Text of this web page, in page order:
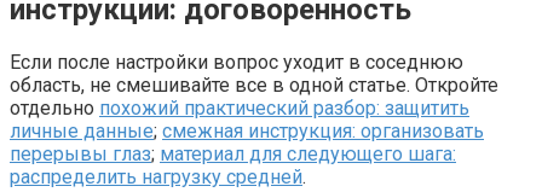
инструкции: договоренность
Если после настройки вопрос уходит в соседнюю
область, не смешивайте все в одной статье. Откройте
отдельно похожий практический разбор: защитить
личные данные; смежная инструкция: организовать
перерывы глаз; материал для следующего шага:
распределить нагрузку средней.